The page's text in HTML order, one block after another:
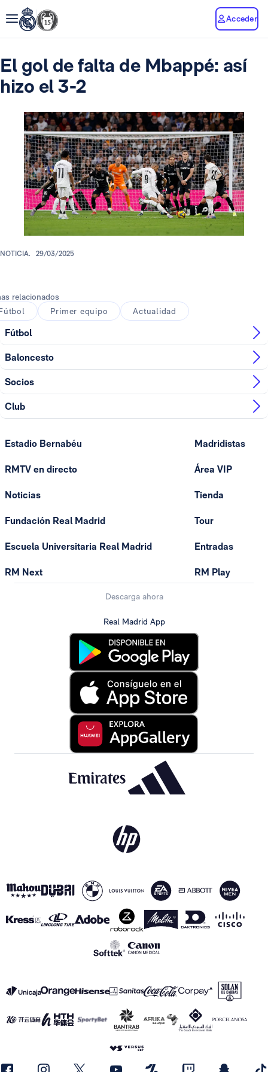
Acceder
El gol de falta de Mbappé: así
hizo el 3-2
NOTICIA. 29/03/2025
relacionados
Primer equipo Actualidad
Fútbol
Baloncesto
Socios
Club
Estadio Bernabéu
RMTV en directo
Noticias
Fundación Real Madrid
Escuela Universitaria Real Madrid
RM Next
Madridistas
Área VIP
Tienda
Tour
Entradas
RM Play
Descarga ahora
Real Madrid App